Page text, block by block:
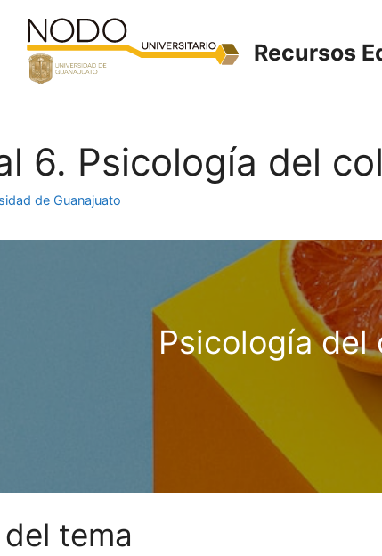
Recursos
6. Psicología del
de Guanajuato
Psicología del
tema